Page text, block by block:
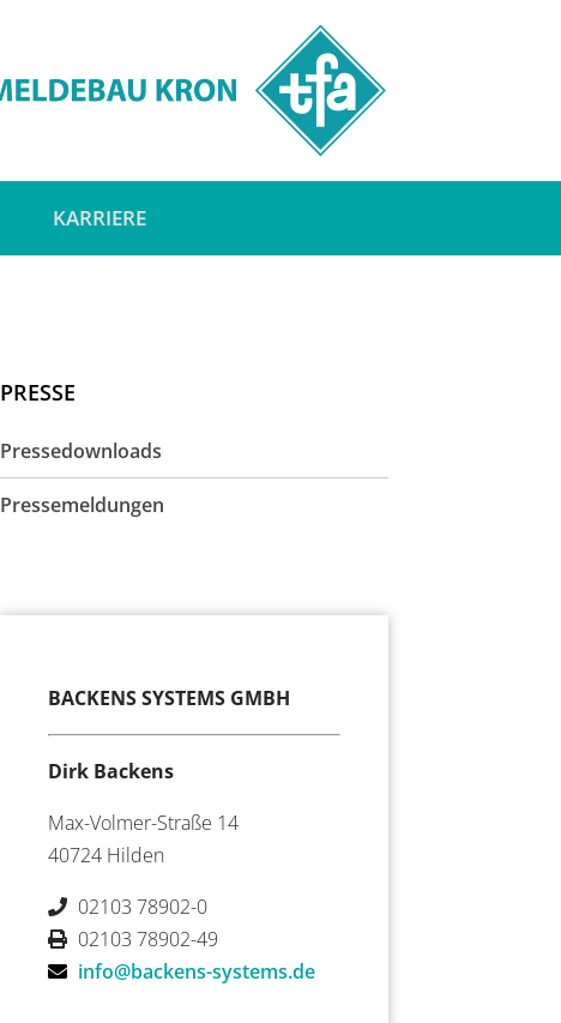
KARRIERE
PRESSE
Pressedownloads
Pressemeldungen
BACKENS SYSTEMS GMBH
Dirk Backens
Max-Volmer-Straße 14
40724 Hilden
02103 78902-0
02103 78902-49
info@backens-systems.de